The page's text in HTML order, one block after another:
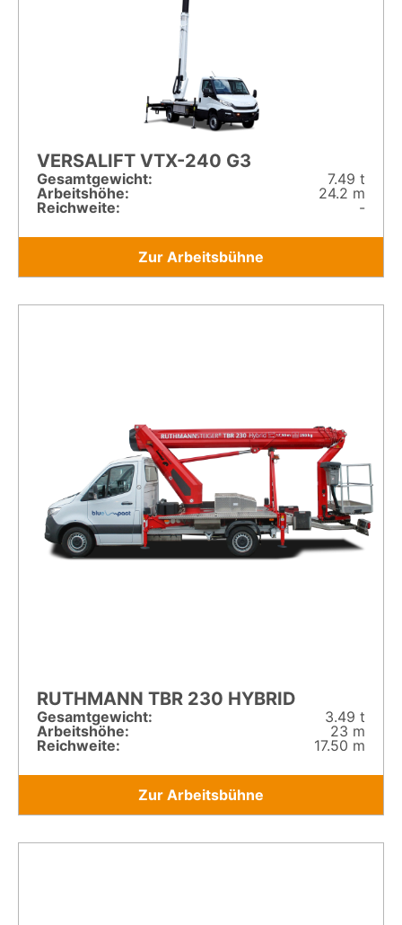
VERSALIFT VTX-240 G3
Gesamt­gewicht:
7.49 t
Arbeitshöhe:
24.2 m
Reichweite:
-
Zur Arbeitsbühne
RUTHMANN TBR 230 HYBRID
Gesamt­gewicht:
3.49 t
Arbeitshöhe:
23 m
Reichweite:
17.50 m
Zur Arbeitsbühne